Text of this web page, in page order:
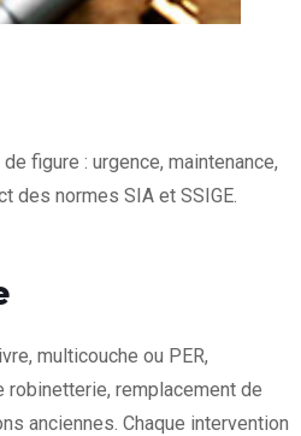
figure : urgence, maintenance,
des normes SIA et SSIGE.
multicouche ou PER,
remplacement de
anciennes. Chaque intervention